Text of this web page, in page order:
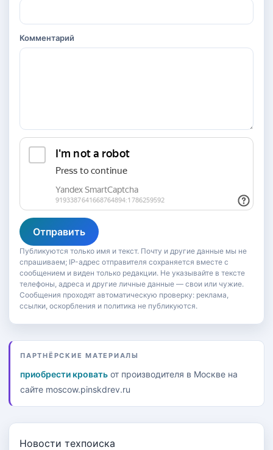
Комментарий
Отправить
Публикуются только имя и текст. Почту и другие данные мы не
спрашиваем; IP-адрес отправителя сохраняется вместе с
сообщением и виден только редакции. Не указывайте в тексте
телефоны, адреса и другие личные данные — свои или чужие.
Сообщения проходят автоматическую проверку: реклама,
ссылки, оскорбления и политика не публикуются.
ПАРТНЁРСКИЕ МАТЕРИАЛЫ
приобрести кровать от производителя в Москве на
сайте moscow.pinskdrev.ru
Новости техпоиска